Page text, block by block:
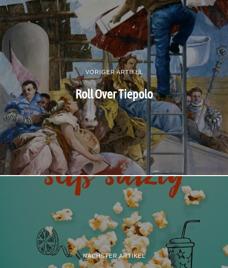
VORIGER ARTIKEL
Roll Over Tiepolo
NÄCHSTER ARTIKEL